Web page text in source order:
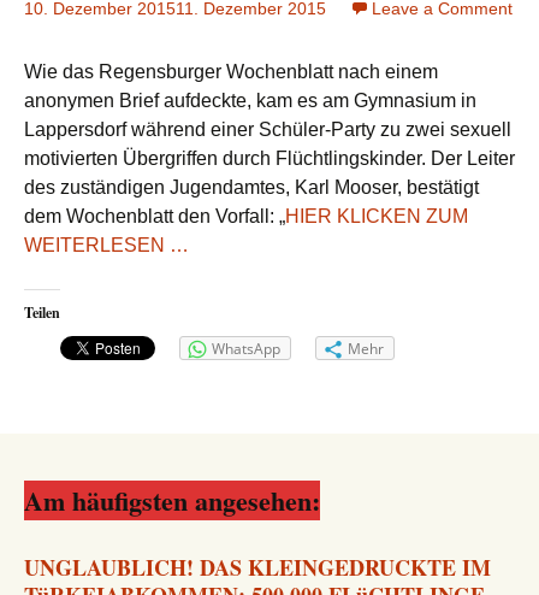
10. Dezember 201511. Dezember 2015 Leave a Comment
Wie das Regensburger Wochenblatt nach einem
anonymen Brief aufdeckte, kam es am Gymnasium in
Lappersdorf während einer Schüler-Party zu zwei sexuell
motivierten Übergriffen durch Flüchtlingskinder. Der Leiter
des zuständigen Jugendamtes, Karl Mooser, bestätigt
dem Wochenblatt den Vorfall: „HIER KLICKEN ZUM
WEITERLESEN …
Teilen
WhatsApp
Mehr
Am häufigsten angesehen:
UNGLAUBLICH! DAS KLEINGEDRUCKTE IM